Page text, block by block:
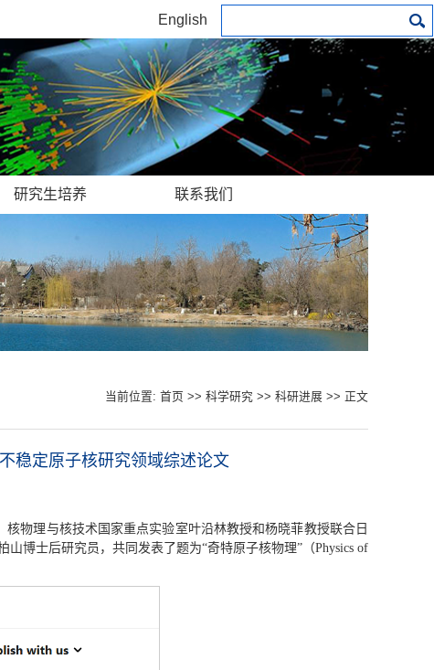
English
研究生培养 联系我们
当前位置: 首页 >> 科学研究 >> 科研进展 >> 正文
稳定原子核研究领域综述论文
核物理与核技术国家重点实验室叶沿林教授和杨晓菲教授联合日
博士后研究员，共同发表了题为“奇特原子核物理”（Physics of